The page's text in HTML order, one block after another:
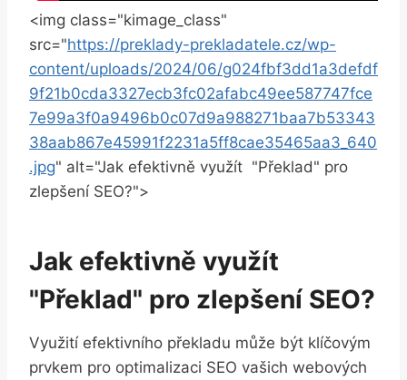
<img class="kimage_class"
src="https://preklady-prekladatele.cz/wp-
content/uploads/2024/06/g024fbf3dd1a3defdf
9f21b0cda3327ecb3fc02afabc49ee587747fce
7e99a3f0a9496b0c07d9a988271baa7b53343
38aab867e45991f2231a5ff8cae35465aa3_640
.jpg" alt="Jak ⁢efektivně využít ⁢ "Překlad" pro
zlepšení ​SEO?">
Jak efektivně využít
"Překlad" ⁣pro zlepšení SEO?
Využití efektivního překladu může ‍být klíčovým
prvkem pro optimalizaci SEO vašich webových⁢